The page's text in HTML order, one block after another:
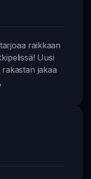
raikkaan
Uusi
jakaa